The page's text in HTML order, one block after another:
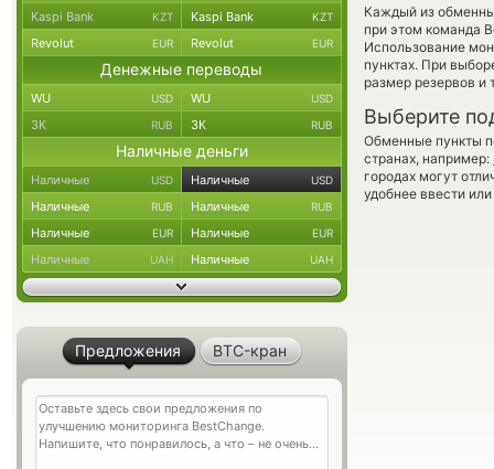
Каждый из
при этом команда
Использование
пунктах. При
размер резервов и
Выберите
Обменные пункты
странах, например:
городах могут
удобнее ввести
Kaspi Bank KZT Kaspi Bank KZT
Revolut EUR Revolut EUR
Денежные переводы
WU USD WU USD
ЗК RUB ЗК RUB
Наличные деньги
Наличные USD Наличные USD
Наличные RUB Наличные RUB
Наличные EUR Наличные EUR
Наличные UAH Наличные UAH
Предложения BTC-кран